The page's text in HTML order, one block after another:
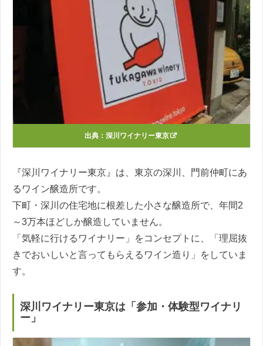
出典： 深川ワイナリー東京
『深川ワイナリー東京』は、東京の深川、門前仲町にあ
るワイン醸造所です。
下町・深川の住宅地に根差した小さな醸造所で、年間2
～3万本ほどしか醸造していません。
「気軽に行けるワイナリー」をコンセプトに、「理屈抜
きでおいしいと言ってもらえるワイン造り」をしていま
す。
深川ワイナリー東京は「参加・体験型ワイナリ
ー」